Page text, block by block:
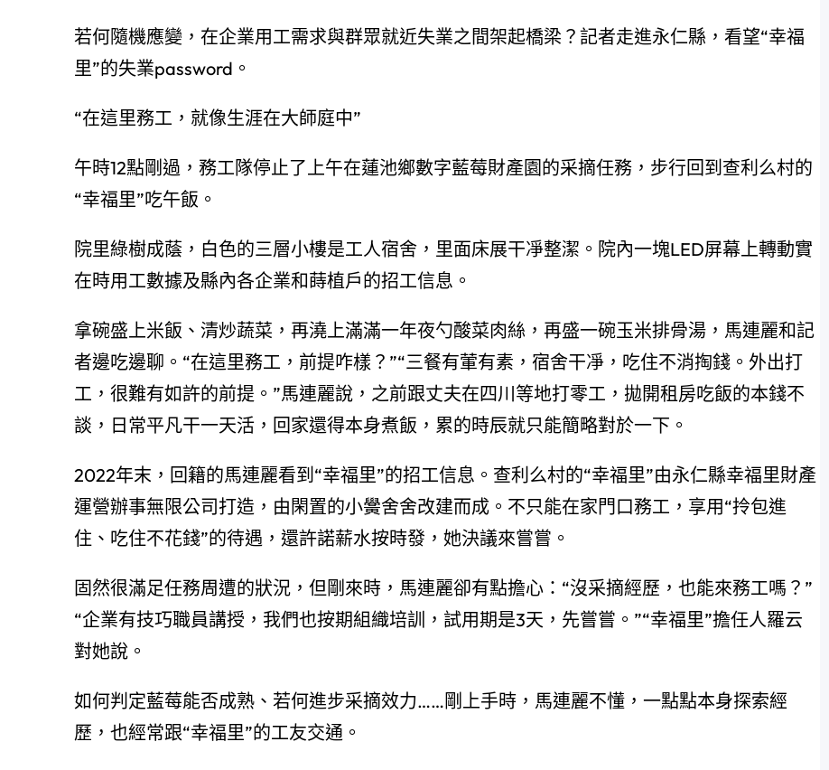
若何隨機應變，在企業用工需求與群眾就近失業之間架起橋梁？記者走進永仁縣，看望“幸福
里”的失業password。
“在這里務工，就像生涯在大師庭中”
午時12點剛過，務工隊停止了上午在蓮池鄉數字藍莓財產園的采摘任務，步行回到查利么村的
“幸福里”吃午飯。
院里綠樹成蔭，白色的三層小樓是工人宿舍，里面床展干凈整潔。院內一塊LED屏幕上轉動實
在時用工數據及縣內各企業和蒔植戶的招工信息。
拿碗盛上米飯、清炒蔬菜，再澆上滿滿一年夜勺酸菜肉絲，再盛一碗玉米排骨湯，馬連麗和記
者邊吃邊聊。“在這里務工，前提咋樣？”“三餐有葷有素，宿舍干凈，吃住不消掏錢。外出打
工，很難有如許的前提。”馬連麗說，之前跟丈夫在四川等地打零工，拋開租房吃飯的本錢不
談，日常平凡干一天活，回家還得本身煮飯，累的時辰就只能簡略對於一下。
2022年末，回籍的馬連麗看到“幸福里”的招工信息。查利么村的“幸福里”由永仁縣幸福里財產
運營辦事無限公司打造，由閑置的小黌舍舍改建而成。不只能在家門口務工，享用“拎包進
住、吃住不花錢”的待遇，還許諾薪水按時發，她決議來嘗嘗。
固然很滿足任務周遭的狀況，但剛來時，馬連麗卻有點擔心：“沒采摘經歷，也能來務工嗎？”
“企業有技巧職員講授，我們也按期組織培訓，試用期是3天，先嘗嘗。”“幸福里”擔任人羅云
對她說。
如何判定藍莓能否成熟、若何進步采摘效力……剛上手時，馬連麗不懂，一點點本身探索經
歷，也經常跟“幸福里”的工友交通。